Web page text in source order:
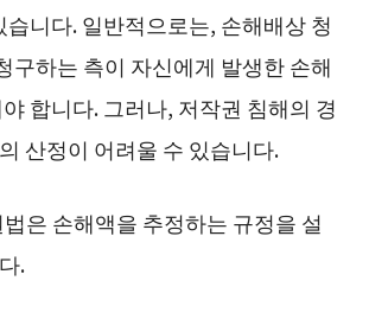
습니다. 일반적으로는, 손해배상 청
구하는 측이 자신에게 발생한 손해
합니다. 그러나, 저작권 침해의 경
산정이 어려울 수 있습니다.
은 손해액을 추정하는 규정을 설
.